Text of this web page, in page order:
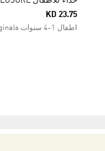
KD 23.75
اطفال 1-4 سنوات Originals